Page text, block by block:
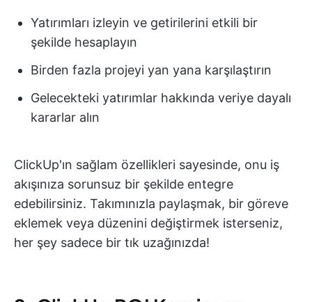
Yatırımları izleyin ve getirilerini etkili bir
şekilde hesaplayın
Birden fazla projeyi yan yana karşılaştırın
Gelecekteki yatırımlar hakkında veriye dayalı
kararlar alın
ClickUp'ın sağlam özellikleri sayesinde, onu iş
akışınıza sorunsuz bir şekilde entegre
edebilirsiniz. Takımınızla paylaşmak, bir göreve
eklemek veya düzenini değiştirmek isterseniz,
her şey sadece bir tık uzağınızda!